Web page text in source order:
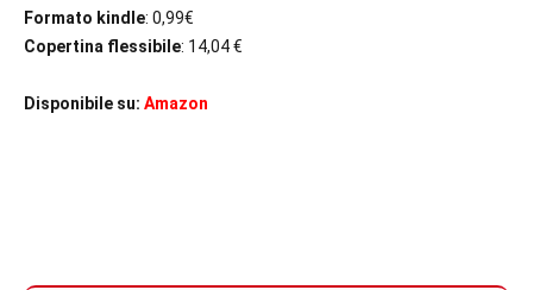
Formato kindle: 0,99€
Copertina flessibile: 14,04 €
Disponibile su: Amazon